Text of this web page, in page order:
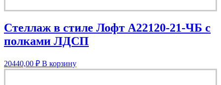
Стеллаж в стиле Лофт A22120-21-ЧБ с
полками ЛДСП
20440,00 ₽ В корзину